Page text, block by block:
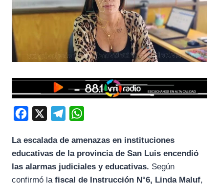
c
e
b
l
e
g
a
t
s
La escalada de amenazas en instituciones
educativas de la provincia de San Luis encendió
las alarmas judiciales y educativas. Según
confirmó la fiscal de Instrucción N°6, Linda Maluf,